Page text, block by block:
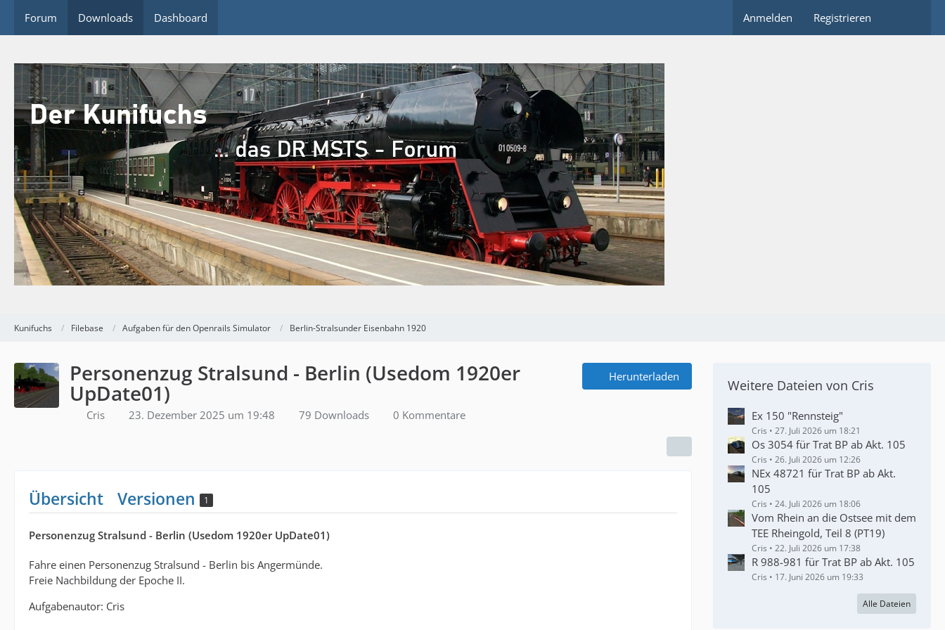
Forum Downloads Dashboard Anmelden Registrieren
Kunifuchs Filebase Aufgaben für den Openrails Simulator Berlin-Stralsunder Eisenbahn 1920
Personenzug Stralsund - Berlin (Usedom 1920er
UpDate01)
Cris 23. Dezember 2025 um 19:48 79 Downloads 0 Kommentare
Herunterladen
Übersicht Versionen 1
Personenzug Stralsund - Berlin (Usedom 1920er UpDate01)
Fahre einen Personenzug Stralsund - Berlin bis Angermünde.
Freie Nachbildung der Epoche II.
Aufgabenautor: Cris
Weitere Dateien von Cris
Ex 150 "Rennsteig"
Cris 27. Juli 2026 um 18:21
Os 3054 für Trat BP ab Akt. 105
Cris 26. Juli 2026 um 12:26
NEx 48721 für Trat BP ab Akt.
105
Cris 24. Juli 2026 um 18:06
Vom Rhein an die Ostsee mit dem
TEE Rheingold, Teil 8 (PT19)
Cris 22. Juli 2026 um 17:38
R 988-981 für Trat BP ab Akt. 105
Cris 17. Juni 2026 um 19:33
Alle Dateien